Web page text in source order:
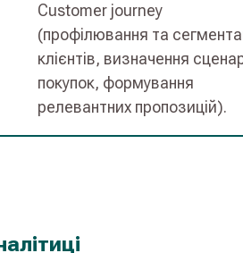
Customer journey
(профілювання та
клієнтів, визначення
покупок, формування
релевантних пропозицій).